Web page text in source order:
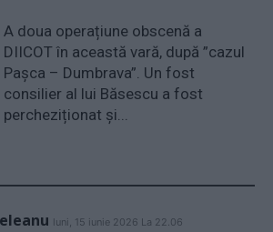
A doua operațiune obscenă a
DIICOT în această vară, după ”cazul
Pașca – Dumbrava”. Un fost
consilier al lui Băsescu a fost
percheziționat și...
luni, 15 iunie 2026 La 22.06